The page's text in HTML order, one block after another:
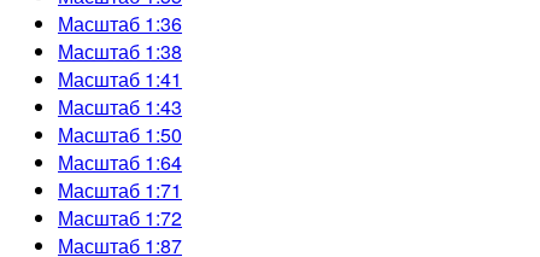
Масштаб 1:36
Масштаб 1:38
Масштаб 1:41
Масштаб 1:43
Масштаб 1:50
Масштаб 1:64
Масштаб 1:71
Масштаб 1:72
Масштаб 1:87